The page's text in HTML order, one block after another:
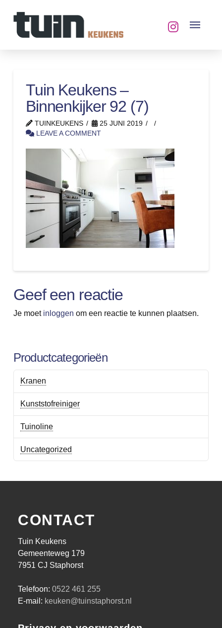
Tuin Keukens –
Binnenkijker 92 (7)
TUINKEUKENS
25 JUNI 2019
LEAVE A COMMENT
Geef een reactie
Je moet inloggen om een reactie te kunnen plaatsen.
Productcategorieën
Kranen
Kunststofreiniger
Tuinoline
Uncategorized
CONTACT
Tuin Keukens
Gemeenteweg 179
7951 CJ Staphorst
Telefoon: 0522 461 255
E-mail: keuken@tuinstaphorst.nl